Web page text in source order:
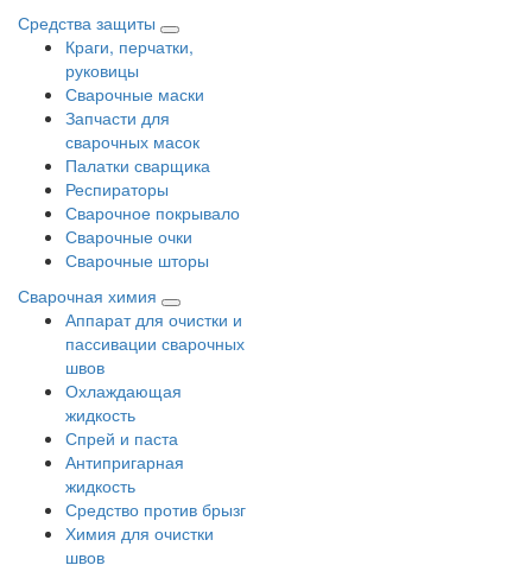
Средства защиты
Краги, перчатки,
руковицы
Сварочные маски
Запчасти для
сварочных масок
Палатки сварщика
Респираторы
Сварочное покрывало
Сварочные очки
Сварочные шторы
Сварочная химия
Аппарат для очистки и
пассивации сварочных
швов
Охлаждающая
жидкость
Спрей и паста
Антипригарная
жидкость
Средство против брызг
Химия для очистки
швов